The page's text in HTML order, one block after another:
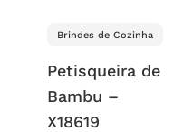
Brindes de Cozinha
Petisqueira de
Bambu –
X18619